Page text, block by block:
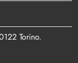
Torino.